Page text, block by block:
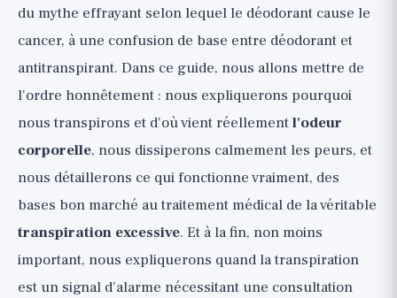
Signaux d'alarme : quand la transpiration
nécessite une consultation médicale
En résumé et liste de suivi pratique
du mythe effrayant selon lequel le déodorant cause le
cancer, à une confusion de base entre déodorant et
antitranspirant. Dans ce guide, nous allons mettre de
l'ordre honnêtement : nous expliquerons pourquoi
nous transpirons et d'où vient réellementl'odeur
corporelle, nous dissiperons calmement les peurs, et
nous détaillerons ce qui fonctionne vraiment, des
bases bon marché au traitement médical de la véritable
transpiration excessive. Et à la fin, non moins
important, nous expliquerons quand la transpiration
est un signal d'alarme nécessitant une consultation